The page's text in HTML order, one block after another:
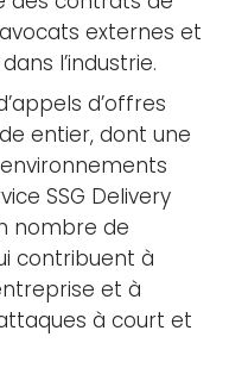
externes et
l’industrie.
d’offres
entier, dont une
SSG Delivery
nombre de
contribuent à
et à
à court et